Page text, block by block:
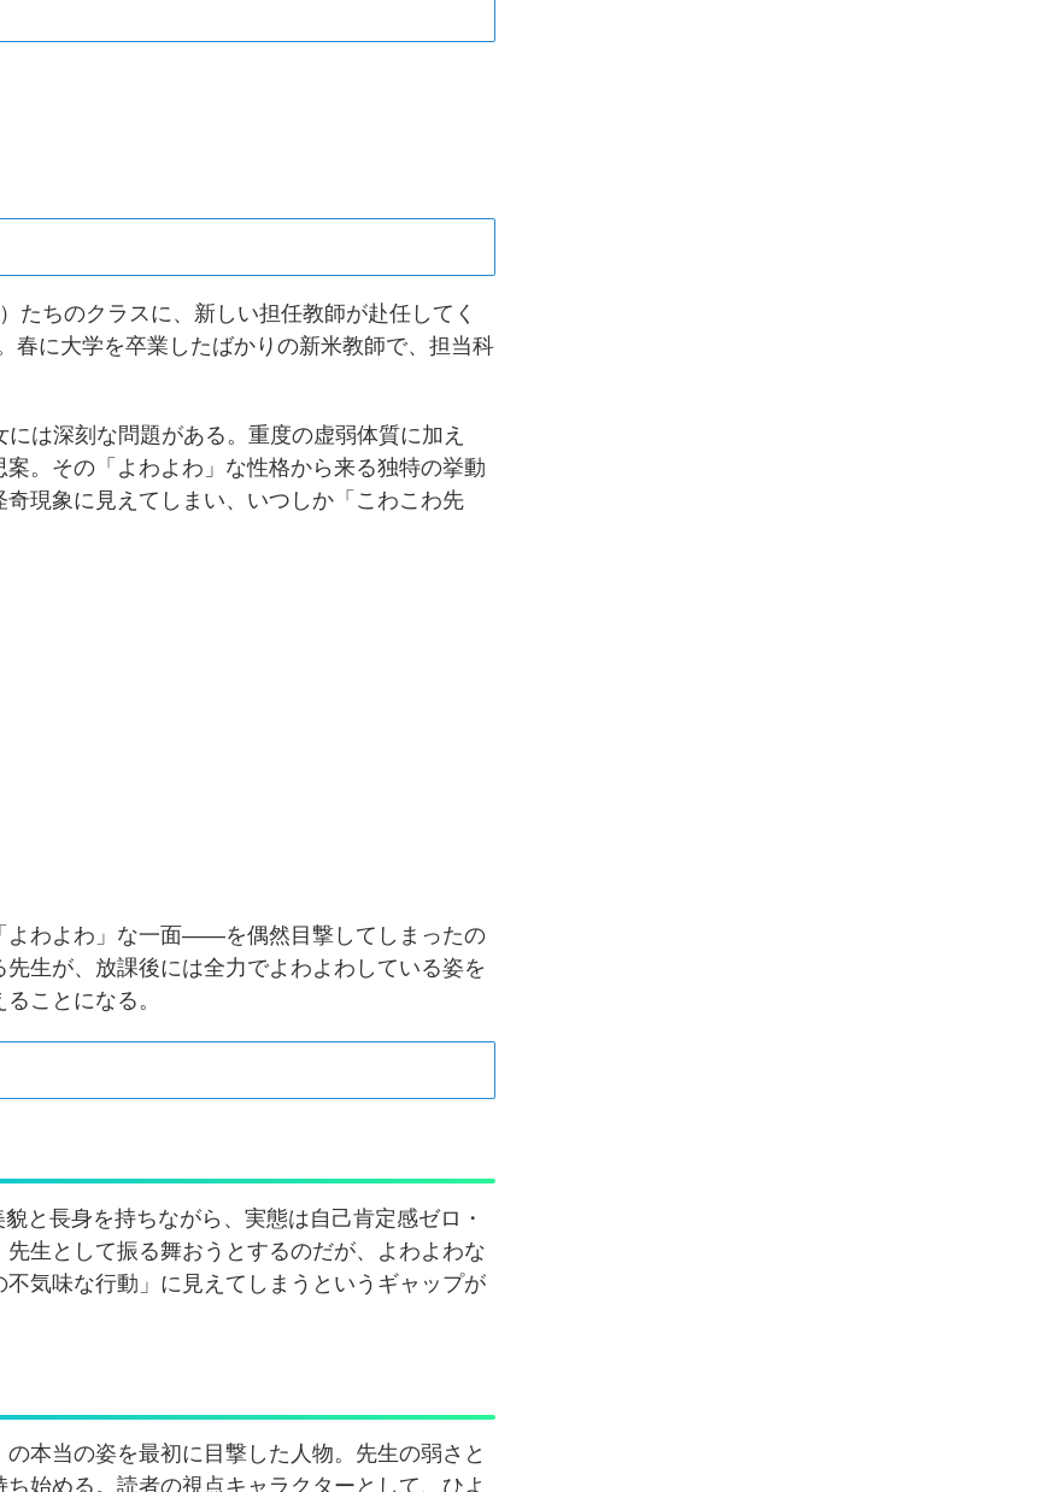
たちのクラスに、新しい担任教師が赴任してく
春に大学を卒業したばかりの新米教師で、担当科
は深刻な問題がある。重度の虚弱体質に加え
。その「よわよわ」な性格から来る独特の挙動
現象に見えてしまい、いつしか「こわこわ先
わよわ」な一面——を偶然目撃してしまったの
生が、放課後には全力でよわよわしている姿を
ことになる。
と長身を持ちながら、実態は自己肯定感ゼロ・
生として振る舞おうとするのだが、よわよわな
気味な行動」に見えてしまうというギャップが
本当の姿を最初に目撃した人物。先生の弱さと
始める。読者の視点キャラクターとして、ひよ